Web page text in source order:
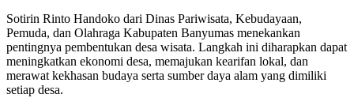
Sotirin Rinto Handoko dari Dinas Pariwisata, Kebudayaan,
Pemuda, dan Olahraga Kabupaten Banyumas menekankan
pentingnya pembentukan desa wisata. Langkah ini diharapkan dapat
meningkatkan ekonomi desa, memajukan kearifan lokal, dan
merawat kekhasan budaya serta sumber daya alam yang dimiliki
setiap desa.